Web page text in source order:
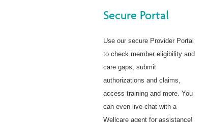
Secure Portal
Use our secure Provider Portal
to check member eligibility and
care gaps, submit
authorizations and claims,
access training and more. You
can even live-chat with a
Wellcare agent for assistance!